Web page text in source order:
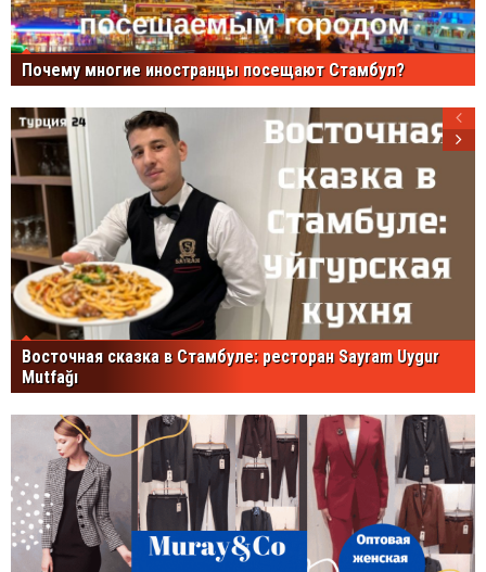
Почему многие иностранцы посещают Стамбул?
Восточная сказка в Стамбуле: ресторан Sayram Uygur
Mutfağı